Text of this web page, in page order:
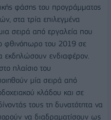
φάσης του προγράμματος
στα τρία επιλεγμένα
σειρά από εργαλεία που
φθινόπωρο του 2019 σε
εκδηλώσουν ενδιαφέρον.
πλαίσιο του
μία σειρά από
κλάδου και σε
τους τη δυνατότητα να
να διαδραματίσουν ως